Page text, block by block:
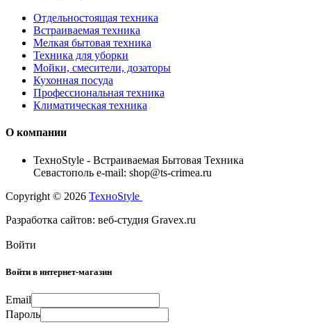
Отдельностоящая техника
Встраиваемая техника
Мелкая бытовая техника
Техника для уборки
Мойки, смесители, дозаторы
Кухонная посуда
Профессиональная техника
Климатическая техника
О компании
TexноStyle - Встраиваемая Бытовая Техника
Севастополь e-mail: shop@ts-crimea.ru
Copyright © 2026 TexноStyle
Разработка сайтов: веб-студия Gravex.ru
Войти
Войти в интернет-магазин
Email
Пароль